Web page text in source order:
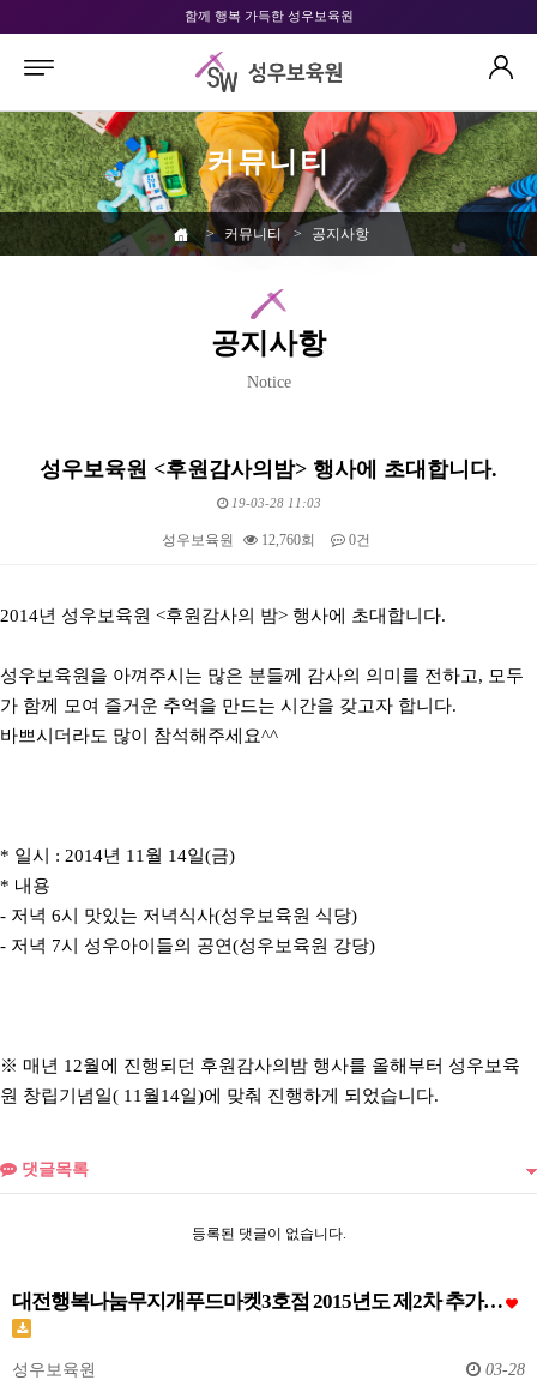
함께 행복 가득한 성우보육원
커뮤니티
> 커뮤니티 > 공지사항
공지사항
Notice
성우보육원 <후원감사의밤> 행사에 초대합니다.
19-03-28 11:03
성우보육원 12,760회 0건
2014년 성우보육원 <후원감사의 밤> 행사에 초대합니다.
성우보육원을 아껴주시는 많은 분들께 감사의 의미를 전하고, 모두
가 함께 모여 즐거운 추억을 만드는 시간을 갖고자 합니다.
바쁘시더라도 많이 참석해주세요^^
* 일시 : 2014년 11월 14일(금)
* 내용
- 저녁 6시 맛있는 저녁식사(성우보육원 식당)
- 저녁 7시 성우아이들의 공연(성우보육원 강당)
※ 매년 12월에 진행되던 후원감사의밤 행사를 올해부터 성우보육
원 창립기념일( 11월14일)에 맞춰 진행하게 되었습니다.
댓글목록
등록된 댓글이 없습니다.
대전행복나눔무지개푸드마켓3호점 2015년도 제2차 추가…
성우보육원 03-28